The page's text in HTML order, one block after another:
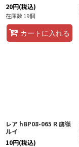
20円(税込)
在庫数 19個
カートに入れる
レア hBP08-065 R 鷹嶺
ルイ
10円(税込)